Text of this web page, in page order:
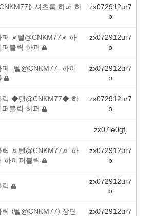
셔츠룸 하퍼 하
zx072912ur7
b
퍼 ☀️텔@CNKM77☀️ 하
블릭 하퍼
zx072912ur7
b
-텔@CNKM77- 하이
zx072912ur7
b
릭 ◆텔@CNKM77◆ 하
블릭 하퍼
zx072912ur7
b
zx07le0gfj
릭 ♬텔@CNKM77♬ 하
하이퍼블릭
zx072912ur7
b
zx072912ur7
b
⟨텔@CNKM77⟩ 상단
zx072912ur7